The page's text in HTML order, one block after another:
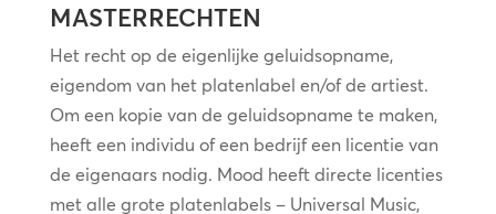
MASTERRECHTEN
Het recht op de eigenlijke geluidsopname,
eigendom van het platenlabel en/of de artiest.
Om een kopie van de geluidsopname te maken,
heeft een individu of een bedrijf een licentie van
de eigenaars nodig. Mood heeft directe licenties
met alle grote platenlabels – Universal Music,